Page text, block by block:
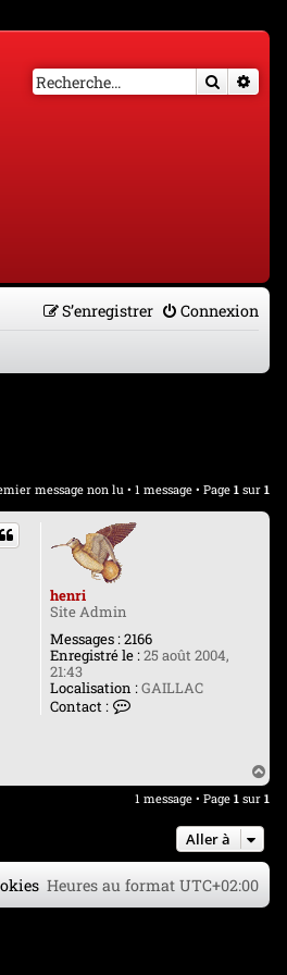
Connexion
S’enregistrer
message non lu• 1 message • Page 1 sur 1
henri
Site Admin
Messages :2166
Enregistré le :25 août 2004,
21:43
Localisation :GAILLAC
Contact :
c
t
e
n
a
u
1 message • Page 1 sur 1
Aller à
Heures au format UTC+02:00